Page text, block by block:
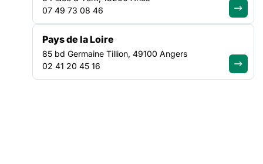
conséquences du réchauffement climatique et de leur donner
la parole sur le sujet.
La prise de conscience et l’envie de s’investir sur le sujet est
forte pour les structures adhérentes de la FAS, mais encore
07 49 73 08 46
Pays de la Loire
85 bd Germaine Tillion, 49100 Angers
02 41 20 45 16